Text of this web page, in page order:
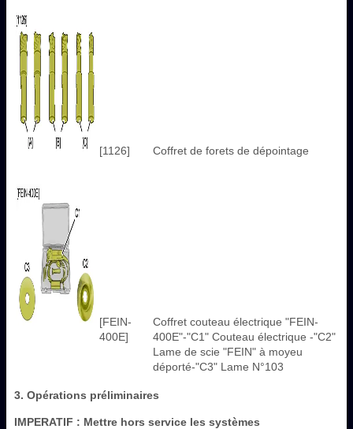
[1126] Coffret de forets de dépointage
[FEIN-
400E]
Coffret couteau électrique "FEIN-
400E"-"C1" Couteau électrique -"C2"
Lame de scie "FEIN" à moyeu
déporté-"C3" Lame N°103
3. Opérations préliminaires
IMPERATIF : Mettre hors service les systèmes